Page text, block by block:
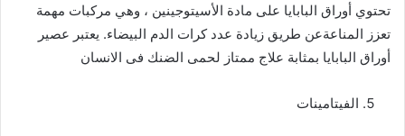
تحتوي أوراق البابايا على مادة الأسيتوجينين ، وهي مركبات مهمة
تعزز المناعةعن طريق زيادة عدد كرات الدم البيضاء. يعتبر عصير
أوراق البابايا بمثابة علاج ممتاز لحمى الضنك فى الانسان
الفيتامينات